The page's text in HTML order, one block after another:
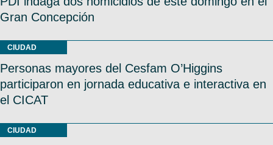
Gran Concepción
CIUDAD
Personas mayores del Cesfam O’Higgins
participaron en jornada educativa e interactiva en
el CICAT
CIUDAD